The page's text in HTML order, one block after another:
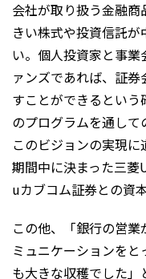
会社が取り扱う金融
きい株式や投資信託
い。個人投資家と事
ァンズであれば、証
すことができるとい
のプログラムを通して
このビジョンの実現に
期間中に決まった三菱
uカブコム証券との資
この他、「銀行の営
ミュニケーションを
も大きな収穫でした